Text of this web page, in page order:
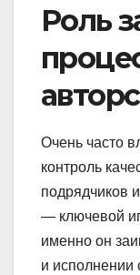
Роль
Очень часто
контроль
подрядчиков
— ключевой
именно он
и исполнении